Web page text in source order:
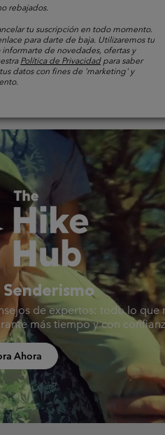
rebajados.
tu suscripción en todo momento.
para darte de baja. Utilizaremos tu
de novedades, ofertas y
Política de Privacidadpara saber
datos con fines de 'marketing' y
de expertos: todo lo que
más tiempo y con
Ahora